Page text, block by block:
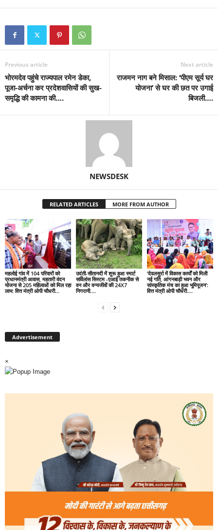
Previous article
भोरमदेव पहुंचे राज्यपाल रमेन डेका,
पूजा-अर्चना कर प्रदेशवासियों की सुख-
समृद्धि की कामना की….
Next article
राजमन नाग बने मिसाल: ‘पीएम सूर्य घर
योजना’ से घर की छत पर उगाई
बिजली….
NEWSDESK
RELATED ARTICLES MORE FROM AUTHOR
महलोई गांव में 104 परिवारों को
प्रधानमंत्री आवास, महतारी वंदन
योजना से 205 महिलाओं को मिल रहा
लाभ: वित्त मंत्री ओपी चौधरी…
उदंती-सीतानदी में शुरू हुआ स्मार्ट
सर्विलांस सिस्टम -एआई तकनीक से
वन और वन्यजीवों की 24X7
निगरानी….
’देवलसुर्रा में विकास कार्यों को मिली
नई गति, आंगनबाड़ी भवन और
सांस्कृतिक मंच का हुआ भूमिपूजन’:
वित्त मंत्री ओपी चौधरी….
Advertisement
×